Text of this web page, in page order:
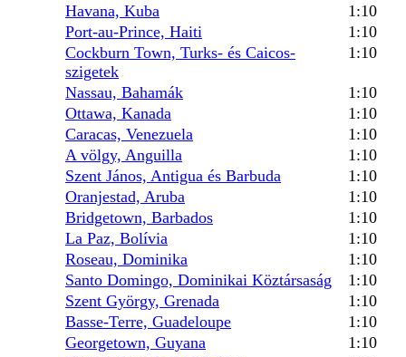
Havana, Kuba
1:10
Port-au-Prince, Haiti
1:10
Cockburn Town, Turks- és Caicos-
szigetek
1:10
Nassau, Bahamák
1:10
Ottawa, Kanada
1:10
Caracas, Venezuela
1:10
A völgy, Anguilla
1:10
Szent János, Antigua és Barbuda
1:10
Oranjestad, Aruba
1:10
Bridgetown, Barbados
1:10
La Paz, Bolívia
1:10
Roseau, Dominika
1:10
Santo Domingo, Dominikai Köztársaság
1:10
Szent György, Grenada
1:10
Basse-Terre, Guadeloupe
1:10
Georgetown, Guyana
1:10